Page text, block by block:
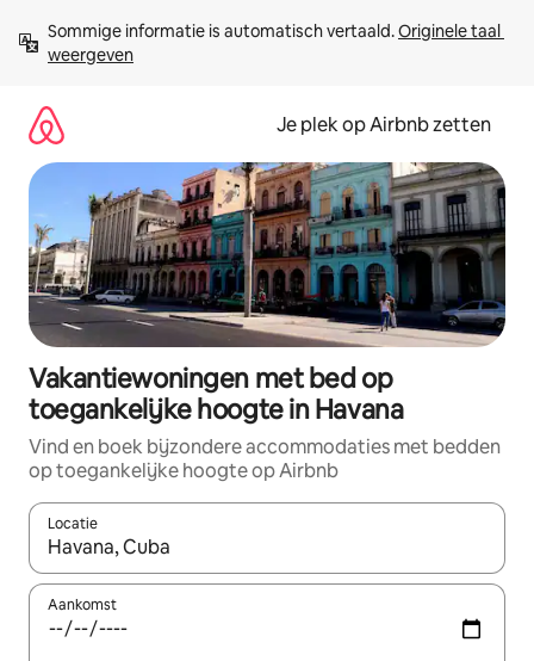
direct
naar
Sommige informatie is automatisch vertaald. Originele taal
weergeven
Je plek op Airbnb zetten
Vakantiewoningen met bed op
toegankelijke hoogte in Havana
Vind en boek bijzondere accommodaties met bedden
op toegankelijke hoogte op Airbnb
Locatie
Wanneer er resultaten beschikbaar zijn, maak je een keuze
Aankomst